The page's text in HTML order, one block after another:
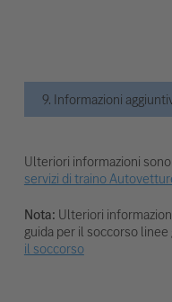
9. Informazioni
Ulteriori informazioni
servizi di traino
Nota: Ulteriori
guida per il soccorso
il soccorso